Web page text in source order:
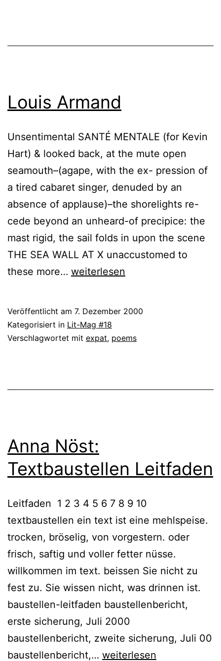
Louis Armand
Unsentimental SANTÉ MENTALE (for Kevin
Hart) & looked back, at the mute open
seamouth–(agape, with the ex- pression of
a tired cabaret singer, denuded by an
absence of applause)–the shorelights re-
cede beyond an unheard-of precipice: the
mast rigid, the sail folds in upon the scene
THE SEA WALL AT X unaccustomed to
these more… Louis
weiterlesen
Veröffentlicht am 7. Dezember 2000
Kategorisiert in Lit-Mag #18
Verschlagwortet mit expat, poems
Anna Nöst:
Textbaustellen Leitfaden
Leitfaden 1 2 3 4 5 6 7 8 9 10
textbaustellen ein text ist eine mehlspeise.
trocken, bröselig, von vorgestern. oder
frisch, saftig und voller fetter nüsse.
willkommen im text. beissen Sie nicht zu
fest zu. Sie wissen nicht, was drinnen ist.
baustellen-leitfaden baustellenbericht,
erste sicherung, Juli 2000
baustellenbericht, zweite sicherung, Juli 00
baustellenbericht,… Anna
weiterlesen